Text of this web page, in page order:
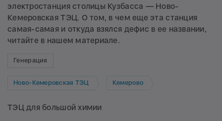
электростанция столицы Кузбасса — Ново-
Кемеровская ТЭЦ. О том, в чем еще эта станция
самая-самая и откуда взялся дефис в ее названии,
читайте в нашем материале.
Генерация
Ново-Кемеровская ТЭЦ Кемерово
ТЭЦ для большой химии